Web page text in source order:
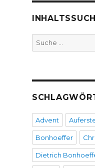
Suche
nach:
Advent
Bonhoeffer
Dietrich